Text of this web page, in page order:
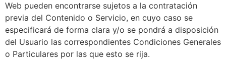
Web pueden encontrarse sujetos a la contratación
previa del Contenido o Servicio, en cuyo caso se
especificará de forma clara y/o se pondrá a disposición
del Usuario las correspondientes Condiciones Generales
o Particulares por las que esto se rija.